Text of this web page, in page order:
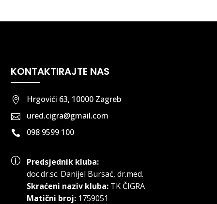
KONTAKTIRAJTE NAS
 Hrgovići 63, 10000 Zagreb
 ured.cigra@gmail.com
 098 9599 100
p
Predsjednik kluba:
doc.dr.sc. Danijel Bursać, dr.med.
Skraćeni naziv kluba:TK ČIGRA
Matični broj:1759051